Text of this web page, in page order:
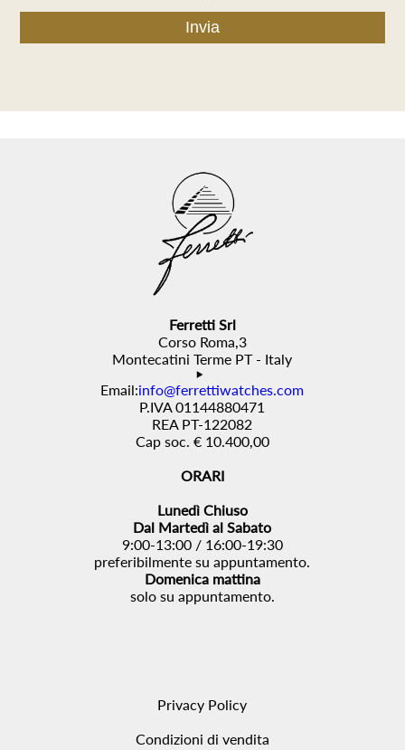
Ferretti Srl
Corso Roma,3
Montecatini Terme PT - Italy
Email:info@ferrettiwatches.com
P.IVA 01144880471
REA PT-122082
Cap soc. € 10.400,00
ORARI
Lunedì Chiuso
Dal Martedì al Sabato
9:00-13:00 / 16:00-19:30
preferibilmente su appuntamento.
Domenica mattina
solo su appuntamento.
Privacy Policy
Condizioni di vendita